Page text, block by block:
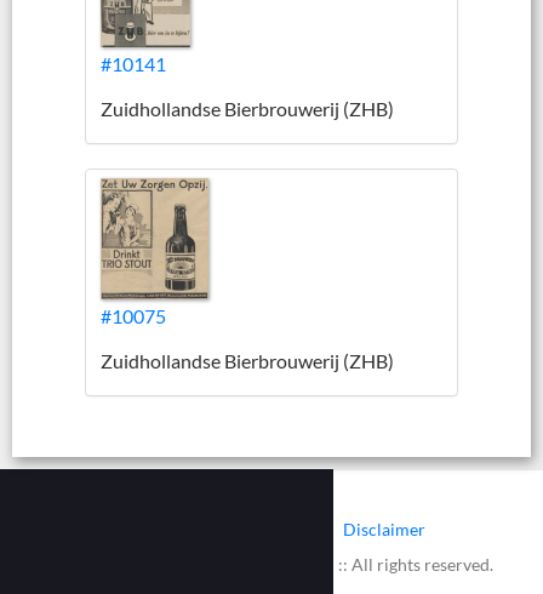
#10141
Zuidhollandse Bierbrouwerij (ZHB)
#10075
Zuidhollandse Bierbrouwerij (ZHB)
Disclaimer
© 2002 - 2026 :: www.bieretiketten.nl :: All rights reserved.